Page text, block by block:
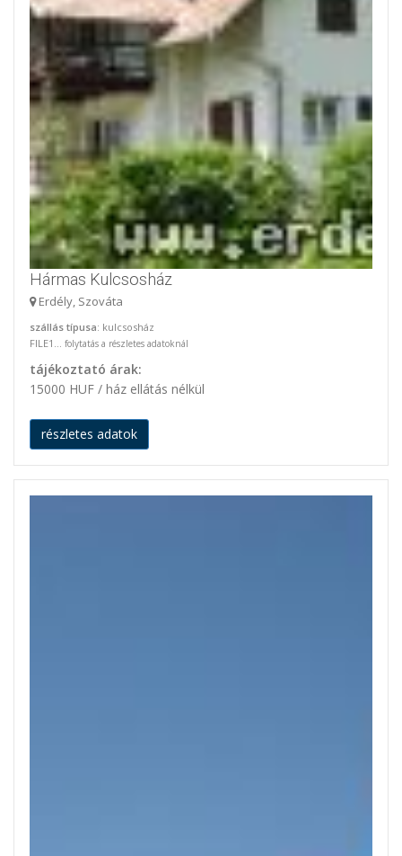
Hármas Kulcsosház
Erdély, Szováta
szállás típusa: kulcsosház
FILE1... folytatás a részletes adatoknál
tájékoztató árak:
15000 HUF / ház ellátás nélkül
részletes adatok